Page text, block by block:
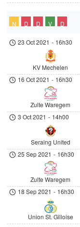
N D D V D
23 Oct 2021 - 16h30
KV Mechelen
16 Oct 2021 - 16h30
Zulte Waregem
3 Oct 2021 - 14h00
Seraing United
25 Sep 2021 - 16h30
Zulte Waregem
18 Sep 2021 - 16h30
Union St. Gilloise